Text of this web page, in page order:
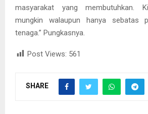
masyarakat yang membutuhkan.
mungkin walaupun hanya sebatas
tenaga.” Pungkasnya.
Post Views: 561
SHARE